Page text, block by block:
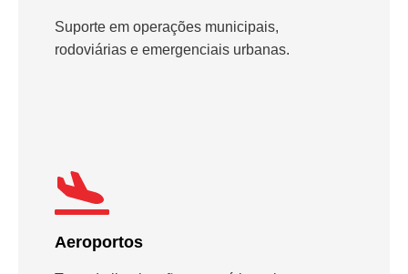
Suporte em operações municipais,
rodoviárias e emergenciais urbanas.
Aeroportos